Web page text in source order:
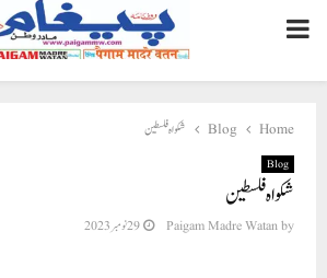
PRIMARY
MENU
Home
Blog شکواہ فلسطین
Blog
شکواہ فلسطین
by
Paigam Madre Watan 29 نومبر 2023